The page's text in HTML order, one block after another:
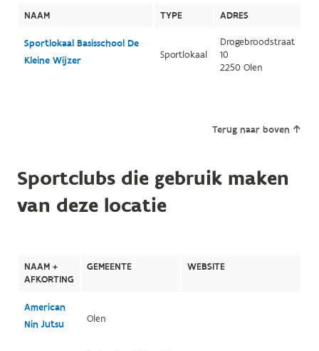
NAAM TYPE ADRES
Sportlokaal Basisschool De
Kleine Wijzer
Sportlokaal
Drogebroodstraat
10
2250 Olen
Terug naar boven
Sportclubs die gebruik maken
van deze locatie
NAAM +
AFKORTING
GEMEENTE WEBSITE
American
Nin Jutsu
Olen